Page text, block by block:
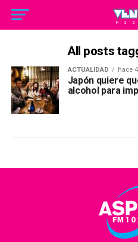
All posts
ACTUALIDAD hace
Japón quiere
alcohol para